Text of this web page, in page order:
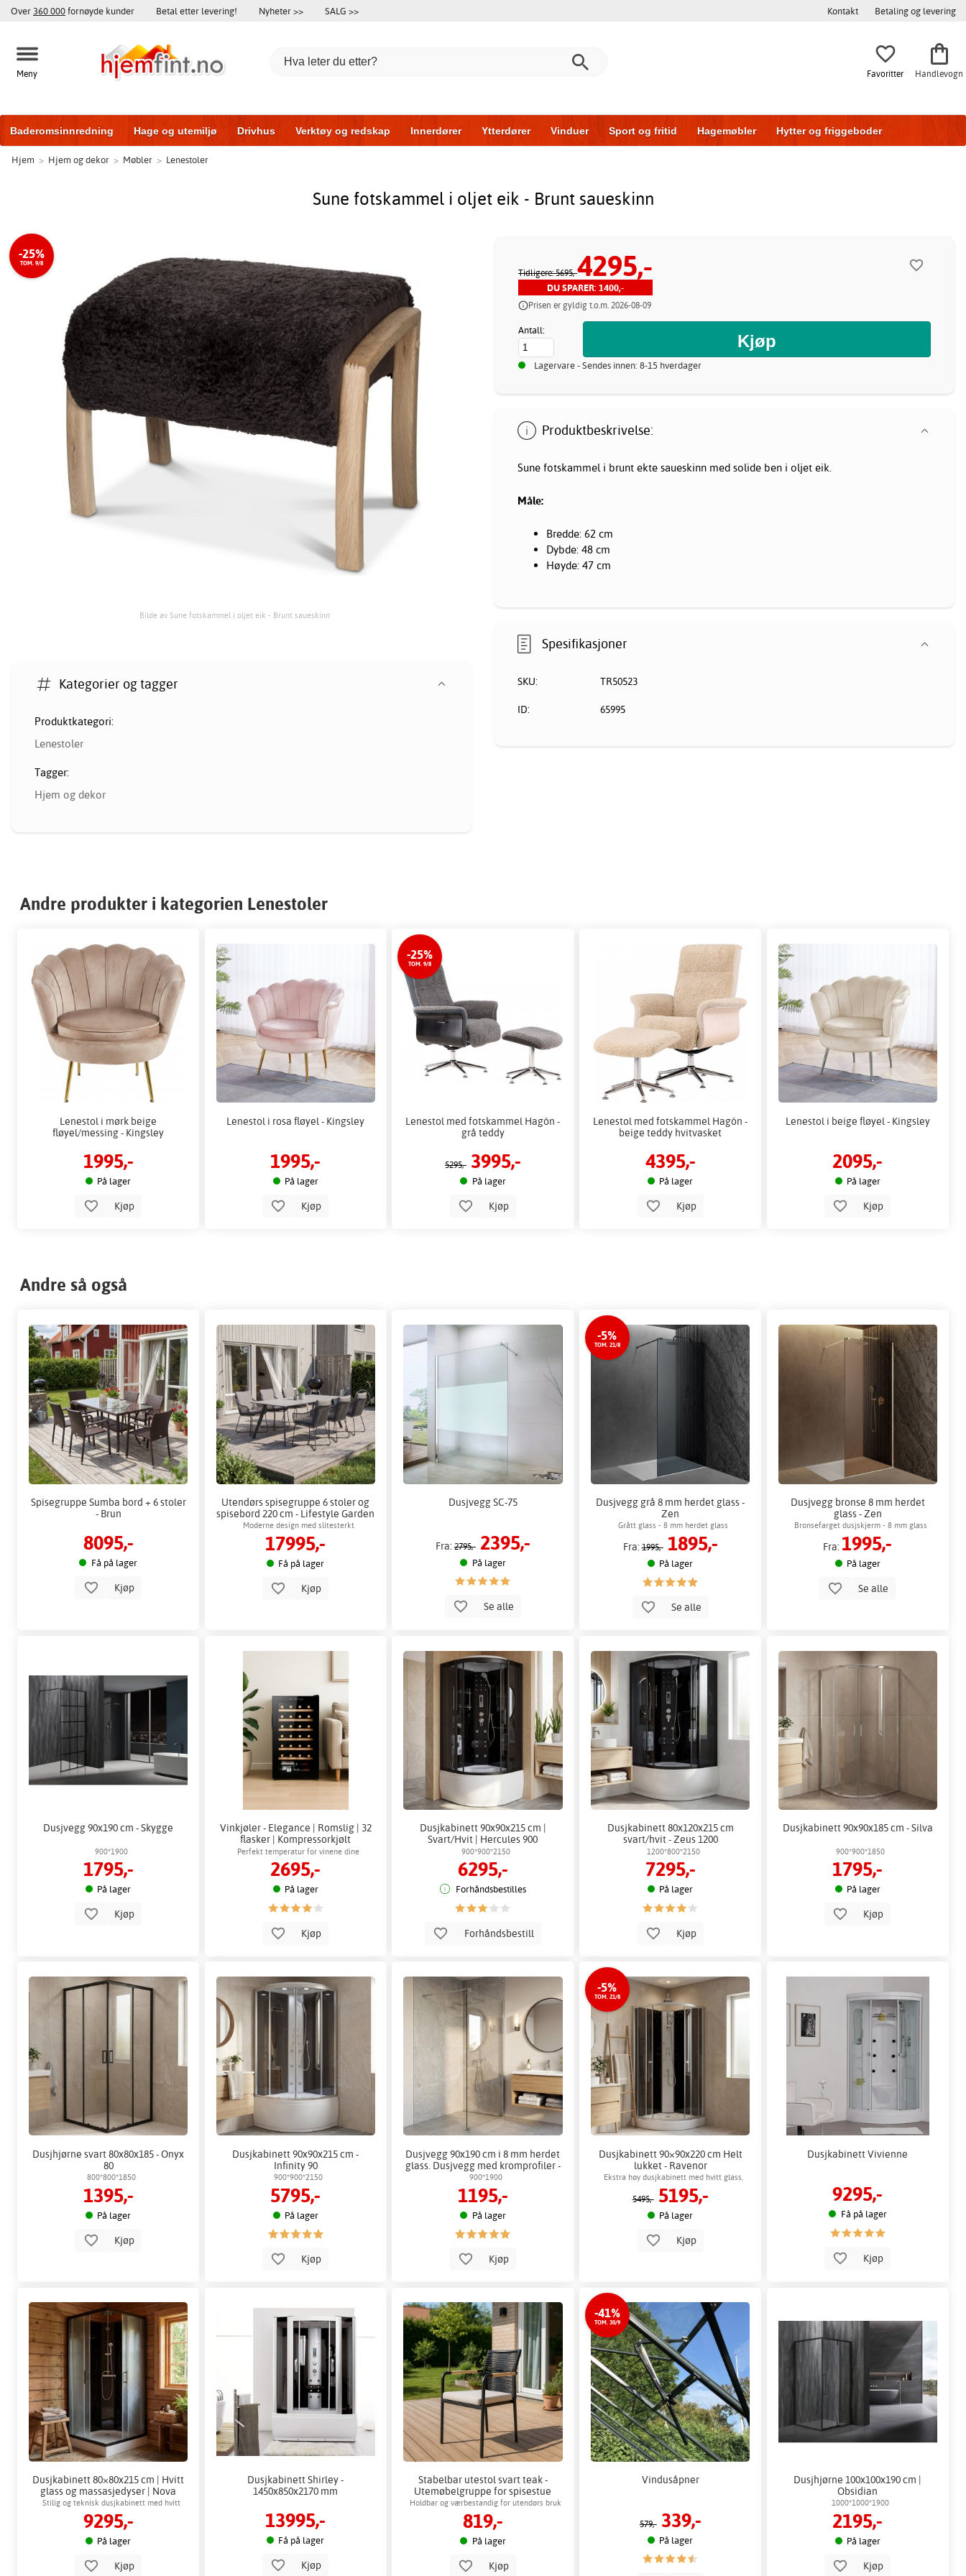
Over 360 000fornøyde kunder Betal etter levering! Nyheter >> SALG >> Kontakt Betaling og levering
Meny Favoritter Handlevogn
Baderomsinnredning Hage og utemiljø Drivhus Verktøy og redskap Innerdører Ytterdører Vinduer Sport og fritid Hagemøbler Hytter og friggeboder
Baderomsmøbler Hjem og innredning
Hjem > Hjem og dekor > Møbler > Lenestoler
Sune fotskammel i oljet eik - Brunt saueskinn
-25%
TOM. 9/8
Bilde av Sune fotskammel i oljet eik - Brunt saueskinn
Tidligere: 5695,-4295,-
DU SPARER: 1400,-
Prisen er gyldig t.o.m. 2026-08-09
Antall:
Lagervare - Sendes innen: 8-15 hverdager
Produktbeskrivelse:
Sune fotskammel i brunt ekte saueskinn med solide ben i oljet eik.
Måle:
Bredde: 62 cm
Dybde: 48 cm
Høyde: 47 cm
Spesifikasjoner
SKU: TR50523
ID: 65995
Kategorier og tagger
Produktkategori:
Lenestoler
Tagger:
Hjem og dekor
Andre produkter i kategorien Lenestoler
Lenestol i mørk beige
fløyel/messing - Kingsley
1995,-
På lager
Kjøp
Lenestol i rosa fløyel - Kingsley
1995,-
På lager
Kjøp
-25%
TOM. 9/8
Lenestol med fotskammel Hagön -
grå teddy
5295,- 3995,-
På lager
Kjøp
Lenestol med fotskammel Hagön -
beige teddy hvitvasket
4395,-
På lager
Kjøp
Lenestol i beige fløyel - Kingsley
2095,-
På lager
Kjøp
Andre så også
Spisegruppe Sumba bord + 6 stoler
- Brun
8095,-
Få på lager
Kjøp
Utendørs spisegruppe 6 stoler og
spisebord 220 cm - Lifestyle Garden
Moderne design med slitesterkt
olefinmateriale
17995,-
Få på lager
Kjøp
Dusjvegg SC-75
Fra: 2795,- 2395,-
På lager
Se alle
-5%
TOM. 21/8
Dusjvegg grå 8 mm herdet glass -
Zen
Grått glass - 8 mm herdet glass
Fra:1995,- 1895,-
På lager
Se alle
Dusjvegg bronse 8 mm herdet
glass - Zen
Bronsefarget dusjskjerm - 8 mm glass
Fra: 1995,-
På lager
Se alle
Dusjvegg 90x190 cm - Skygge
900*1900
1795,-
På lager
Kjøp
Vinkjøler - Elegance | Romslig | 32
flasker | Kompressorkjølt
Perfekt temperatur for vinene dine
2695,-
På lager
Kjøp
Dusjkabinett 90x90x215 cm |
Svart/Hvit | Hercules 900
900*900*2150
6295,-
Forhåndsbestilles
Forhåndsbestill
Dusjkabinett 80x120x215 cm
svart/hvit - Zeus 1200
1200*800*2150
7295,-
På lager
Kjøp
Dusjkabinett 90x90x185 cm - Silva
900*900*1850
1795,-
På lager
Kjøp
Dusjhjørne svart 80x80x185 - Onyx
80
800*800*1850
1395,-
På lager
Kjøp
Dusjkabinett 90x90x215 cm -
Infinity 90
900*900*2150
5795,-
På lager
Kjøp
Dusjvegg 90x190 cm i 8 mm herdet
glass. Dusjvegg med kromprofiler -
Krystall
900*1900
1195,-
På lager
Kjøp
-5%
TOM. 21/8
Dusjkabinett 90×90x220 cm Helt
lukket - Ravenor
Ekstra høy dusjkabinett med hvitt glass,
hånd- og takdusj og massasjedusj
5495,- 5195,-
På lager
Kjøp
Dusjkabinett Vivienne
9295,-
Få på lager
Kjøp
Dusjkabinett 80×80x215 cm | Hvitt
glass og massasjedyser | Nova
Stilig og teknisk dusjkabinett med hvitt
glassdesign og komplett dusjsystem
9295,-
På lager
Kjøp
Dusjkabinett Shirley -
1450x850x2170 mm
13995,-
Få på lager
Kjøp
Stabelbar utestol svart teak -
Utemøbelgruppe for spisestue
Holdbar og værbestandig for utendørs bruk
819,-
På lager
Kjøp
-41%
TOM. 30/9
Vindusåpner
579,- 339,-
På lager
Dusjhjørne 100x100x190 cm |
Obsidian
1000*1000*1900
2195,-
På lager
Kjøp